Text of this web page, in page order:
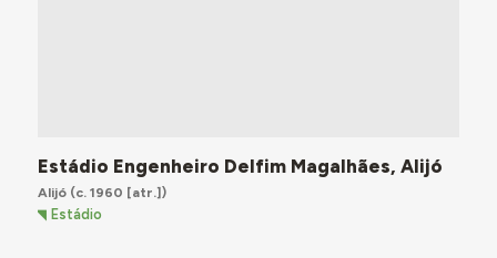
Estádio Engenheiro Delfim Magalhães, Alijó
Alijó(c. 1960 [atr.])
Estádio